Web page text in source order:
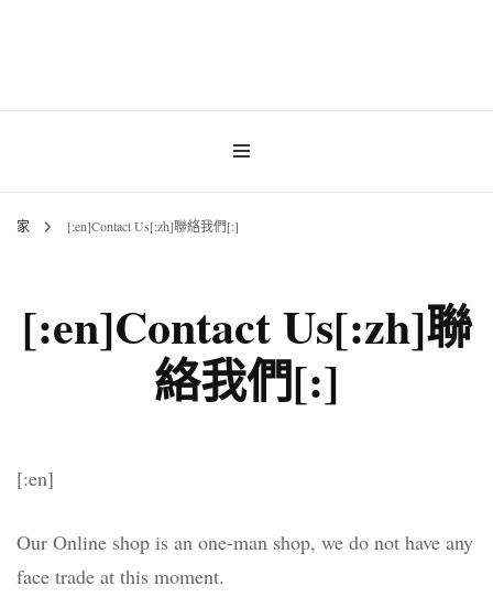
INNER MoMENT |
香港魚眼石、紫晶、
白晶原石礦石專門店 |
家 [:en]Contact Us[:zh]聯絡我們[:]
[:en]Contact Us[:zh]聯
絡我們[:]
[:en]
Our Online shop is an one-man shop, we do not have any
face trade at this moment.